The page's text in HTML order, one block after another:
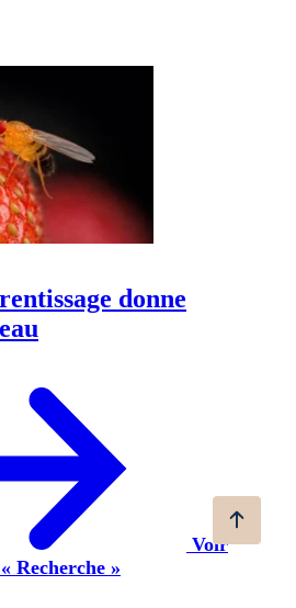
donne
Voir
Recherche »